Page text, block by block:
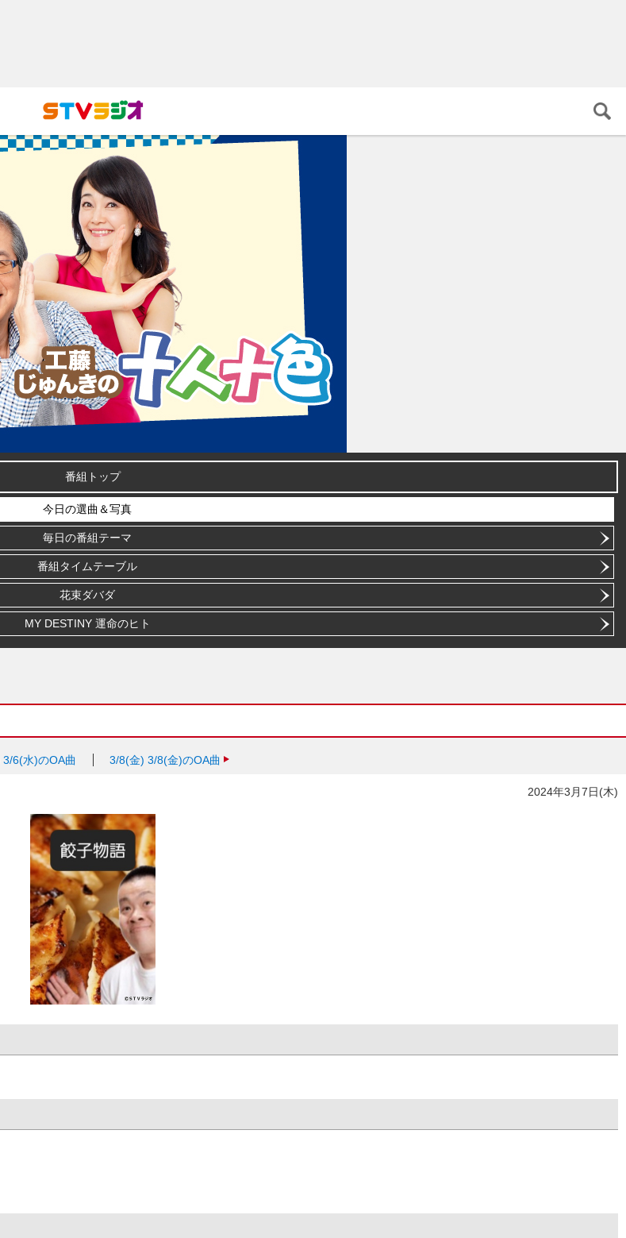
番組トップ
今日の選曲＆写真
毎日の番組テーマ
番組タイムテーブル
花束ダバダ
MY DESTINY 運命のヒト
3/6(水)のOA曲 3/8(金) 3/8(金)のOA曲
2024年3月7日(木)